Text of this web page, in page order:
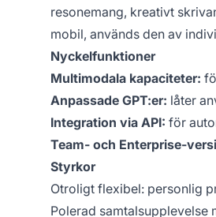
resonemang, kreativt
mobil, används den av
Nyckelfunktioner
Multimodala kapaciteter:
Anpassade GPT:er: låter
Integration via API: för
Team- och Enterprise-
Styrkor
Otroligt flexibel: personlig
Polerad samtalsupplevelse